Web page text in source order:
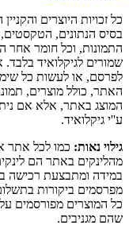
כל זכויות היוצרים
בסיס הנתונים,
התמונות, וכל חומר אחר
שמורים לגיקלואיד
לפרסם, או לעשות כל
האתר, כולל מוצרים,
המוצג באתר, אלא אם
ע''י גיקלואיד.
גילוי נאות: כמו לכל אתר
מהלינקים באתר הם
במידה ומתבצעת רכישה
מפרסמים ביקורות
כל המוצרים מפורסמים
שהם מגניבים.